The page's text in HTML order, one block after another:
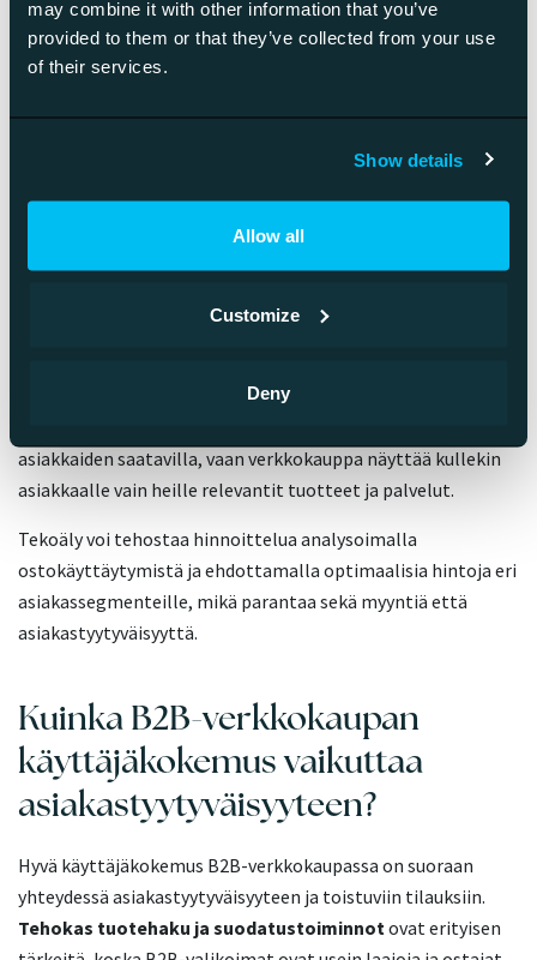
may combine it with other information that you’ve
provided to them or that they’ve collected from your use
of their services.
Show details
Allow all
Customize
Deny
Tilausrajoitukset ovat tärkeä osa B2B-verkkokaupan
käyttöoikeuksien hallintaa. Yritys voi määrittää
käyttäjäkohtaiset ostorajat, jotka estävät liian suurten
auttaa hallitsemaan yrityksen hankintoja.
vuosisopimuksiin, tilausmääriin tai asiakassegmenttiin.
Tuotevalikoiman räätälöinti asiakaskohtaisesti on myös
asiakkaiden saatavilla, vaan verkkokauppa näyttää kullekin
asiakkaalle vain heille relevantit tuotteet ja palvelut.
Tekoäly voi tehostaa hinnoittelua analysoimalla
ostokäyttäytymistä ja ehdottamalla optimaalisia hintoja eri
asiakassegmenteille, mikä parantaa sekä myyntiä että
asiakastyytyväisyyttä.
Kuinka B2B-verkkokaupan
käyttäjäkokemus vaikuttaa
asiakastyytyväisyyteen?
Hyvä käyttäjäkokemus B2B-verkkokaupassa on suoraan
yhteydessä asiakastyytyväisyyteen ja toistuviin tilauksiin.
Tehokas tuotehaku ja suodatustoiminnotovat erityisen